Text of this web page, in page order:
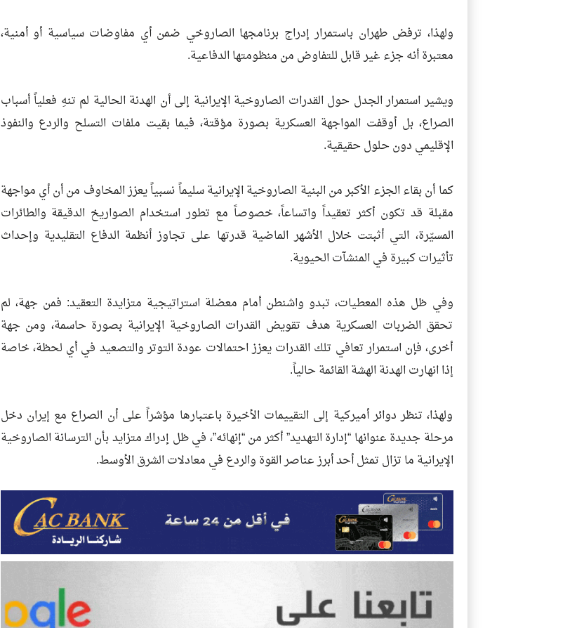
ولهذا، ترفض طهران باستمرار إدراج برنامجها الصاروخي ضمن أي مفاوضات سياسية أو أمنية،
معتبرة أنه جزء غير قابل للتفاوض من منظومتها الدفاعية.
ويشير استمرار الجدل حول القدرات الصاروخية الإيرانية إلى أن الهدنة الحالية لم تنهِ فعلياً أسباب
الصراع، بل أوقفت المواجهة العسكرية بصورة مؤقتة، فيما بقيت ملفات التسلح والردع والنفوذ
الإقليمي دون حلول حقيقية.
كما أن بقاء الجزء الأكبر من البنية الصاروخية الإيرانية سليماً نسبياً يعزز المخاوف من أن أي مواجهة
مقبلة قد تكون أكثر تعقيداً واتساعاً، خصوصاً مع تطور استخدام الصواريخ الدقيقة والطائرات
المسيّرة، التي أثبتت خلال الأشهر الماضية قدرتها على تجاوز أنظمة الدفاع التقليدية وإحداث
تأثيرات كبيرة في المنشآت الحيوية.
وفي ظل هذه المعطيات، تبدو واشنطن أمام معضلة استراتيجية متزايدة التعقيد: فمن جهة، لم
تحقق الضربات العسكرية هدف تقويض القدرات الصاروخية الإيرانية بصورة حاسمة، ومن جهة
أخرى، فإن استمرار تعافي تلك القدرات يعزز احتمالات عودة التوتر والتصعيد في أي لحظة، خاصة
إذا انهارت الهدنة الهشة القائمة حالياً.
ولهذا، تنظر دوائر أميركية إلى التقييمات الأخيرة باعتبارها مؤشراً على أن الصراع مع إيران دخل
مرحلة جديدة عنوانها “إدارة التهديد” أكثر من “إنهائه”، في ظل إدراك متزايد بأن الترسانة الصاروخية
الإيرانية ما تزال تمثل أحد أبرز عناصر القوة والردع في معادلات الشرق الأوسط.